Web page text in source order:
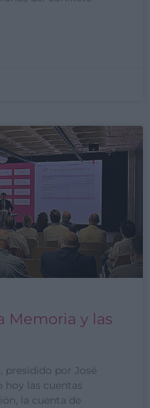
Memoria y las
presidido por José
hoy las cuentas
la cuenta de